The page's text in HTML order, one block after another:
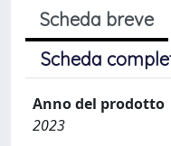
Scheda breve
Scheda
Anno del prodotto
2023